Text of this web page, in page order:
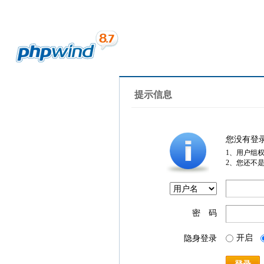
提示信息
您没有登
1、用户组
2、您还不
密 码
隐身登录 开启